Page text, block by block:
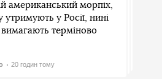
американський морпіх,
утримують у Росії, нині
терміново
20 годин тому